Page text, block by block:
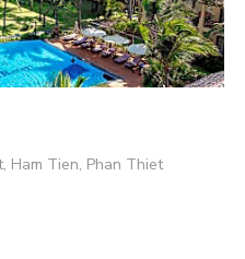
Ham Tien, Phan Thiet